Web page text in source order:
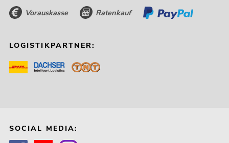
Vorauskasse Ratenkauf
LOGISTIKPARTNER:
SOCIAL MEDIA: